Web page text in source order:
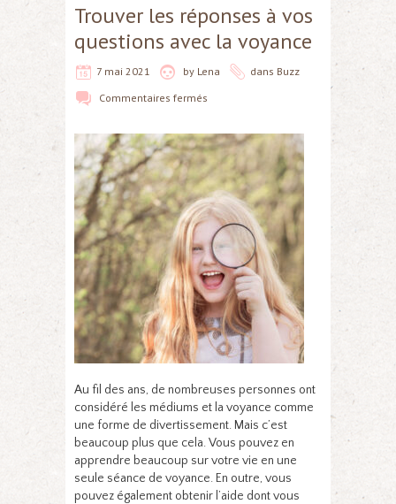
Trouver les réponses à vos
questions avec la voyance
7 mai 2021 by Lena dans Buzz
Commentaires fermés
Au fil des ans, de nombreuses personnes ont
considéré les médiums et la voyance comme
une forme de divertissement. Mais c’est
beaucoup plus que cela. Vous pouvez en
apprendre beaucoup sur votre vie en une
seule séance de voyance. En outre, vous
pouvez également obtenir l’aide dont vous